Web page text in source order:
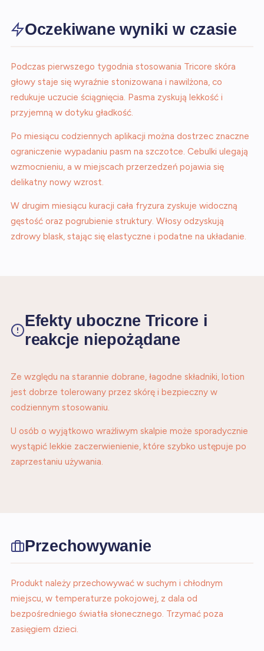
Oczekiwane wyniki w czasie
Podczas pierwszego tygodnia stosowania Tricore skóra
głowy staje się wyraźnie stonizowana i nawilżona, co
redukuje uczucie ściągnięcia. Pasma zyskują lekkość i
przyjemną w dotyku gładkość.
Po miesiącu codziennych aplikacji można dostrzec znaczne
ograniczenie wypadaniu pasm na szczotce. Cebulki ulegają
wzmocnieniu, a w miejscach przerzedzeń pojawia się
delikatny nowy wzrost.
W drugim miesiącu kuracji cała fryzura zyskuje widoczną
gęstość oraz pogrubienie struktury. Włosy odzyskują
zdrowy blask, stając się elastyczne i podatne na układanie.
Efekty uboczne Tricore i
reakcje niepożądane
Ze względu na starannie dobrane, łagodne składniki, lotion
jest dobrze tolerowany przez skórę i bezpieczny w
codziennym stosowaniu.
U osób o wyjątkowo wrażliwym skalpie może sporadycznie
wystąpić lekkie zaczerwienienie, które szybko ustępuje po
zaprzestaniu używania.
Przechowywanie
Produkt należy przechowywać w suchym i chłodnym
miejscu, w temperaturze pokojowej, z dala od
bezpośredniego światła słonecznego. Trzymać poza
zasięgiem dzieci.